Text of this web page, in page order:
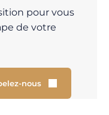
pour vous
de votre
nous